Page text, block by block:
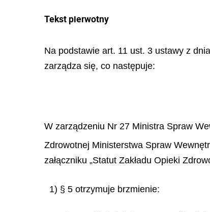
Tekst pierwotny
Na podstawie art. 11 ust. 3 ustawy z
zarządza się, co następuje:
W zarządzeniu Nr 27 Ministra Spraw
Zdrowotnej Ministerstwa Spraw
załączniku „Statut Zakładu Opieki
1) § 5 otrzymuje brzmienie: